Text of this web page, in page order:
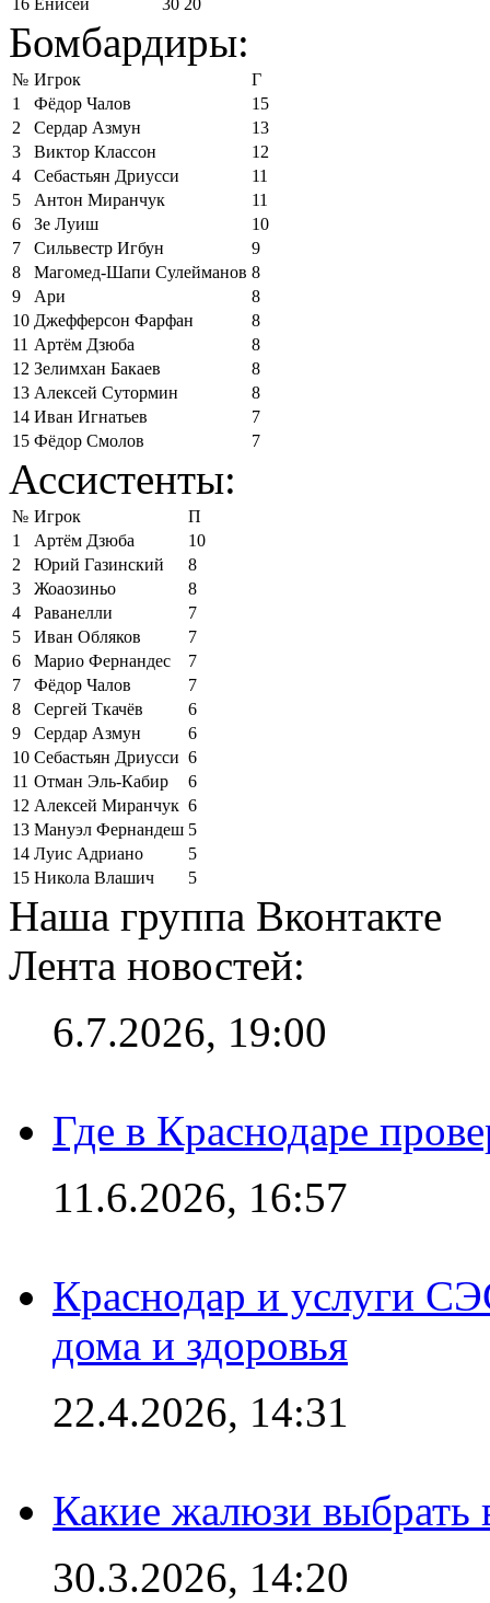
16 Енисей 30 20
Бомбардиры:
№ Игрок
Г
1
Фёдор Чалов
15
2
Сердар Азмун
13
3
Виктор Классон
12
4
Себастьян Дриусси
11
5
Антон Миранчук
11
6
Зе Луиш
10
7
Сильвестр Игбун
9
8
Магомед-Шапи Сулейманов 8
9
Ари
8
10 Джефферсон Фарфан
8
11 Артём Дзюба
8
12 Зелимхан Бакаев
8
13 Алексей Сутормин
8
14 Иван Игнатьев
7
15 Фёдор Смолов 7
Ассистенты:
№ Игрок
П
1
Артём Дзюба
10
2
Юрий Газинский
8
3
Жоаозиньо
8
4
Раванелли
7
5
Иван Обляков
7
6
Марио Фернандес
7
7
Фёдор Чалов
7
8
Сергей Ткачёв
6
9
Сердар Азмун
6
10 Себастьян Дриусси 6
11 Отман Эль-Кабир
6
12 Алексей Миранчук 6
13 Мануэл Фернандеш 5
14 Луис Адриано
5
15 Никола Влашич 5
Наша группа Вконтакте
Лента новостей:
6.7.2026, 19:00
Где в Краснодаре
11.6.2026, 16:57
Краснодар и услуги
дома и здоровья
22.4.2026, 14:31
Какие жалюзи выбрать
30.3.2026, 14:20